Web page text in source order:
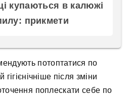
купаються в калюжі
прикмети
потоптатися по
після зміни
поплескати себе по